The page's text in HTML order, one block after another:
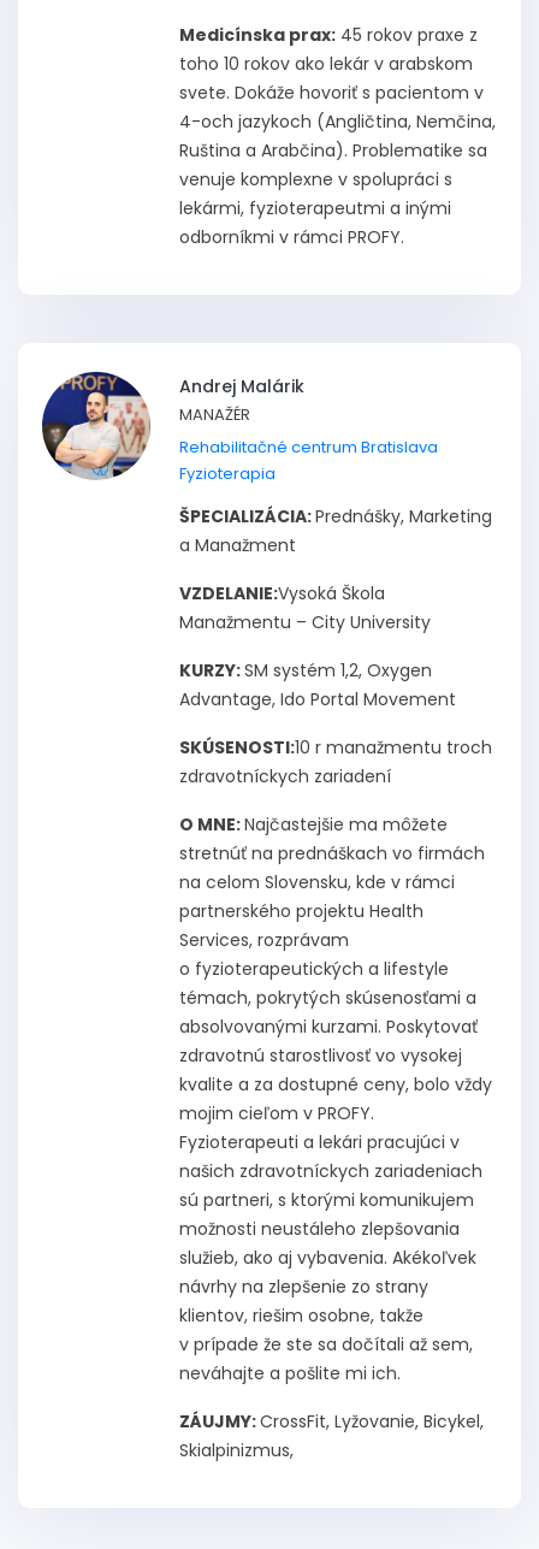
Medicínska prax: 45 rokov praxe z
toho 10 rokov ako lekár v arabskom
svete. Dokáže hovoriť s pacientom v
4-och jazykoch (Angličtina, Nemčina,
Ruština a Arabčina). Problematike sa
venuje komplexne v spolupráci s
lekármi, fyzioterapeutmi a inými
odborníkmi v rámci PROFY.
Andrej Malárik
MANAŽÉR
Rehabilitačné centrum Bratislava
Fyzioterapia
ŠPECIALIZÁCIA:Prednášky, Marketing
a Manažment
VZDELANIE:Vysoká Škola
Manažmentu – City University
KURZY:SM systém 1,2, Oxygen
Advantage, Ido Portal Movement
SKÚSENOSTI:10 r manažmentu troch
zdravotníckych zariadení
O MNE:Najčastejšie ma môžete
stretnúť na prednáškach vo firmách
na celom Slovensku, kde v rámci
partnerského projektu Health
Services, rozprávam
o fyzioterapeutických a lifestyle
témach, pokrytých skúsenosťami a
absolvovanými kurzami. Poskytovať
zdravotnú starostlivosť vo vysokej
kvalite a za dostupné ceny, bolo vždy
mojim cieľom v PROFY.
Fyzioterapeuti a lekári pracujúci v
našich zdravotníckych zariadeniach
sú partneri, s ktorými komunikujem
možnosti neustáleho zlepšovania
služieb, ako aj vybavenia. Akékoľvek
návrhy na zlepšenie zo strany
klientov, riešim osobne, takže
v prípade že ste sa dočítali až sem,
neváhajte a pošlite mi ich.
ZÁUJMY:CrossFit, Lyžovanie, Bicykel,
Skialpinizmus,